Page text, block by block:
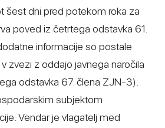
šest dni pred potekom roka za
poved iz četrtega odstavka 61.
informacije so postale
zvezi z oddajo javnega naročila
odstavka 67. člena ZJN-3).
subjektom
Vendar je vlagatelj med